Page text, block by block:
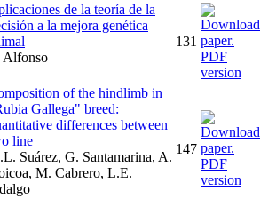
de la teoría de la
a la mejora genética
Alfonso
131
of the hindlimb in
Gallega" breed:
differences between
line
Suárez, G. Santamarina, A.
M. Cabrero, L.E.
147